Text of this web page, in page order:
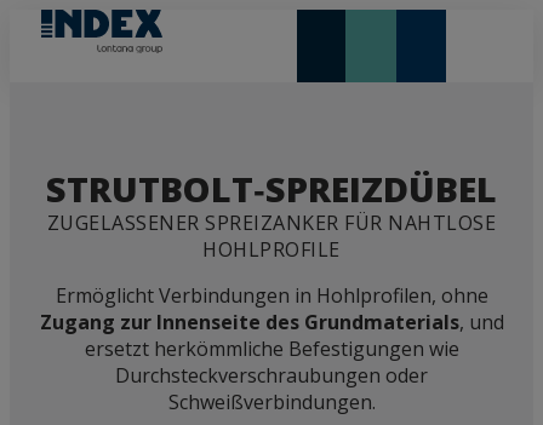
STRUTBOLT‑SPREIZDÜBEL
ZUGELASSENER SPREIZANKER FÜR NAHTLOSE
HOHLPROFILE
Ermöglicht Verbindungen in Hohlprofilen, ohne
Zugang zur Innenseite des Grundmaterials, und
ersetzt herkömmliche Befestigungen wie
Durchsteckverschraubungen oder
Schweißverbindungen.